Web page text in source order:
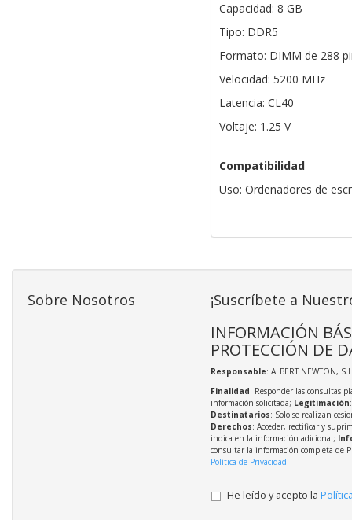
Capacidad: 8 GB
Tipo: DDR5
Formato: DIMM de 288
Velocidad: 5200 MHz
Latencia: CL40
Voltaje: 1.25 V
Compatibilidad
Uso: Ordenadores de
Sobre Nosotros ¡Suscríbete a
INFORMACIÓN
PROTECCIÓN DE
Responsable: ALBERT NEWTON,
Finalidad: Responder las consultas
información solicitada; Legitimación
Destinatarios: Solo se realizan
Derechos: Acceder, rectificar y
indica en la información adicional;
consultar la información completa de
Política de Privacidad.
He leído y acepto la